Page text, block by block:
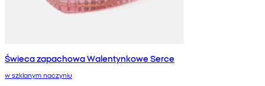
Świeca zapachowa Walentynkowe Serce
w szklanym naczyniu